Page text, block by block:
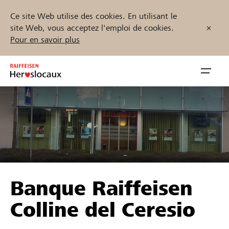
Ce site Web utilise des cookies. En utilisant le
site Web, vous acceptez l'emploi de cookies.
Pour en savoir plus
Inhalt
springen
öffnen
Parrainer
Soutien & assistance
Trouvez des projets et des organisations
Démarrez maintenant
Banque Raiffeisen
Colline del Ceresio